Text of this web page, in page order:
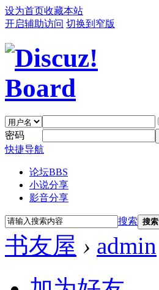
设为首页收藏本站
开启辅助访问 切换到窄版
密码
快捷导航
论坛BBS
小说分享
影音分享
搜索 搜索
书友屋 › admin